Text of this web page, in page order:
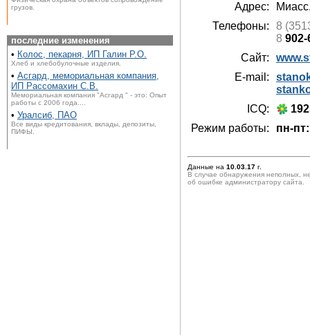
грузов.
последние изменения
• Колос, пекарня, ИП Галин Р.О.
Хлеб и хлебобулочные изделия.
• Асгард, мемориальная компания,
ИП Рассомахин С.В.
Мемориальная компания "Асгард " - это: Опыт
работы с 2006 года....
• Уралсиб, ПАО
Все виды кредитования, вклады, депозиты,
ПИФЫ.
Адрес:
Телефоны:
8
8 902-
Сайт:
E-mail:
ICQ:
Режим работы:
пн-
Данные на 10.03.17 г.
В случае обнаружения неполных,
об ошибке администратору сайта.